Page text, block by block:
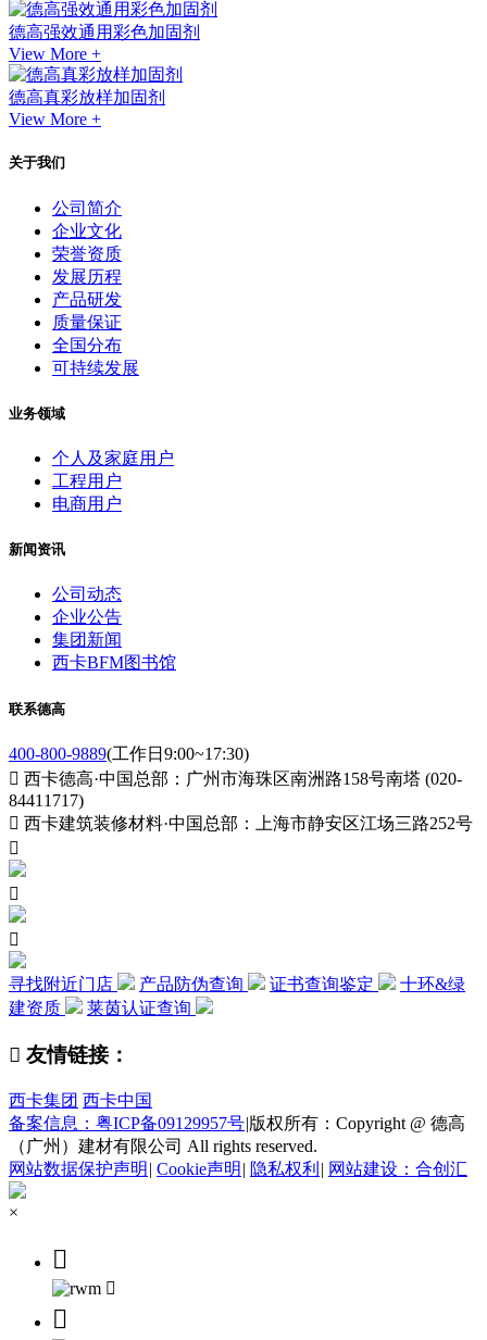
德高强效通用彩色加固剂
View More +
德高真彩放样加固剂
View More +
关于我们
公司简介
企业文化
荣誉资质
发展历程
产品研发
质量保证
全国分布
可持续发展
业务领域
个人及家庭用户
工程用户
电商用户
新闻资讯
公司动态
企业公告
集团新闻
西卡BFM图书馆
联系德高
400-800-9889(工作日9:00~17:30)
 西卡德高·中国总部：广州市海珠区南洲路158号南塔 (020-
84411717)
 西卡建筑装修材料·中国总部：上海市静安区江场三路252号



寻找附近门店 产品防伪查询 证书查询鉴定
十环&绿
建资质
莱茵认证查询
 友情链接：
西卡集团 西卡中国
备案信息：粤ICP备09129957号|版权所有：Copyright @ 德高
（广州）建材有限公司 All rights reserved.
网站数据保护声明 | Cookie声明 | 隐私权利 | 网站建设：合创汇
×


